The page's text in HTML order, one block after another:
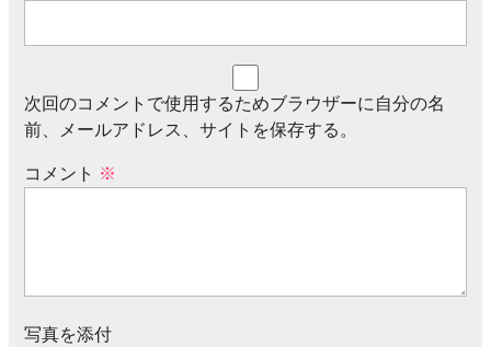
次回のコメントで使用するためブラウザーに自分の名
前、メールアドレス、サイトを保存する。
コメント ※
写真を添付